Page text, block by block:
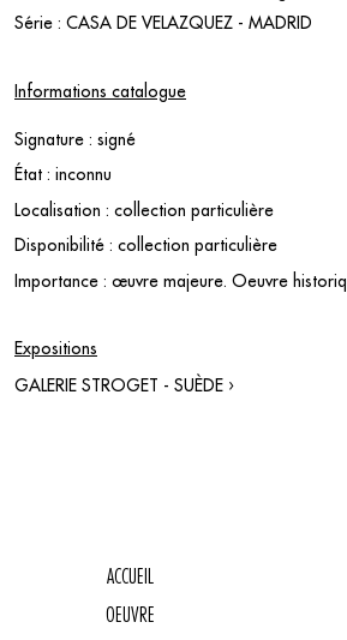
Série : CASA DE VELAZQUEZ - MADRID
Informations catalogue
Signature : signé
État : inconnu
Localisation : collection particulière
Disponibilité : collection particulière
Importance : œuvre majeure. Oeuvre
Expositions
GALERIE STROGET - SUÈDE ›
ACCUEIL
OEUVRE